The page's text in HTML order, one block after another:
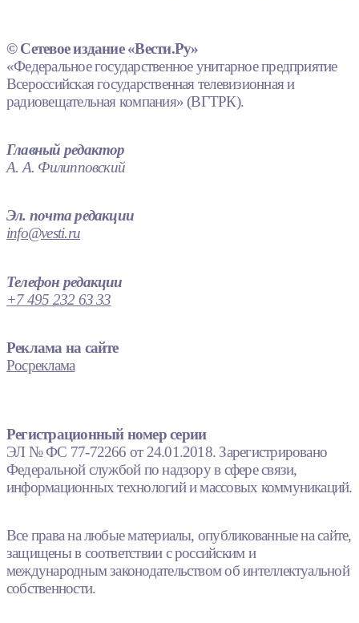
© Сетевое издание «Вести.Ру»
«Федеральное государственное унитарное предприятие
Всероссийская государственная телевизионная и
радиовещательная компания» (ВГТРК).
Главный редактор
А. А. Филипповский
Эл. почта редакции
info@vesti.ru
Телефон редакции
+7 495 232 63 33
Реклама на сайте
Росреклама
Регистрационный номер серии
ЭЛ № ФС 77-72266 от 24.01.2018. Зарегистрировано
Федеральной службой по надзору в сфере связи,
информационных технологий и массовых коммуникаций.
Все права на любые материалы, опубликованные на сайте,
защищены в соответствии с российским и
международным законодательством об интеллектуальной
собственности.